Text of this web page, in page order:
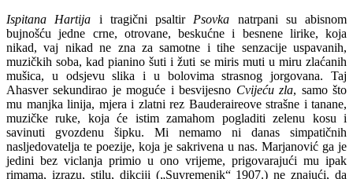
Ispitana Hartija i tragični psaltir Psovka natrpani su abisnom
bujnošću jedne crne, otrovane, beskućne i besnene lirike, koja
nikad, vaj nikad ne zna za samotne i tihe senzacije uspavanih,
muzičkih soba, kad pianino šuti i žuti se miris muti u miru zlaćanih
mušica, u odsjevu slika i u bolovima strasnog jorgovana. Taj
Ahasver sekundirao je moguće i besvijesno Cvijeću zla, samo što
mu manjka linija, mjera i zlatni rez Bauderaireove strašne i tanane,
muzičke ruke, koja će istim zamahom pogladiti zelenu kosu i
savinuti gvozdenu šipku. Mi nemamo ni danas simpatičnih
nasljedovatelja te poezije, koja je sakrivena u nas. Marjanović ga je
jedini bez viclanja primio u ono vrijeme, prigovarajući mu ipak
rimama, izrazu, stilu, dikciji („Suvremenik“ 1907.) ne znajući, da